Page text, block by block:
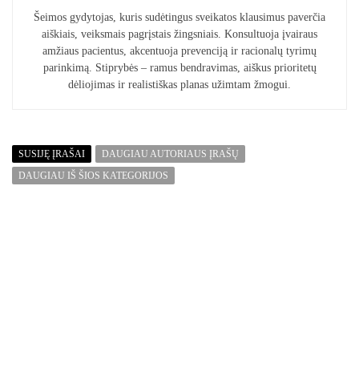
Šeimos gydytojas, kuris sudėtingus sveikatos klausimus paverčia
aiškiais, veiksmais pagrįstais žingsniais. Konsultuoja įvairaus
amžiaus pacientus, akcentuoja prevenciją ir racionalų tyrimų
parinkimą. Stiprybės – ramus bendravimas, aiškus prioritetų
dėliojimas ir realistiškas planas užimtam žmogui.
SUSIJĘ ĮRAŠAI
DAUGIAU AUTORIAUS ĮRAŠŲ
DAUGIAU IŠ ŠIOS KATEGORIJOS